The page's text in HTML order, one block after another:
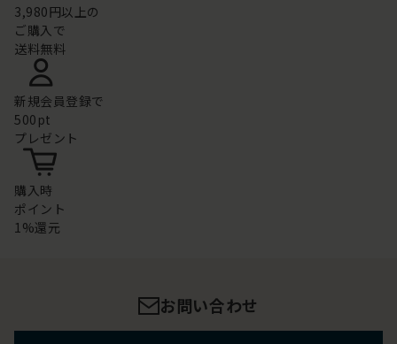
3,980円以上の
ご購入で
送料無料
新規会員登録で
500pt
プレゼント
購入時
ポイント
1%還元
お問い合わせ